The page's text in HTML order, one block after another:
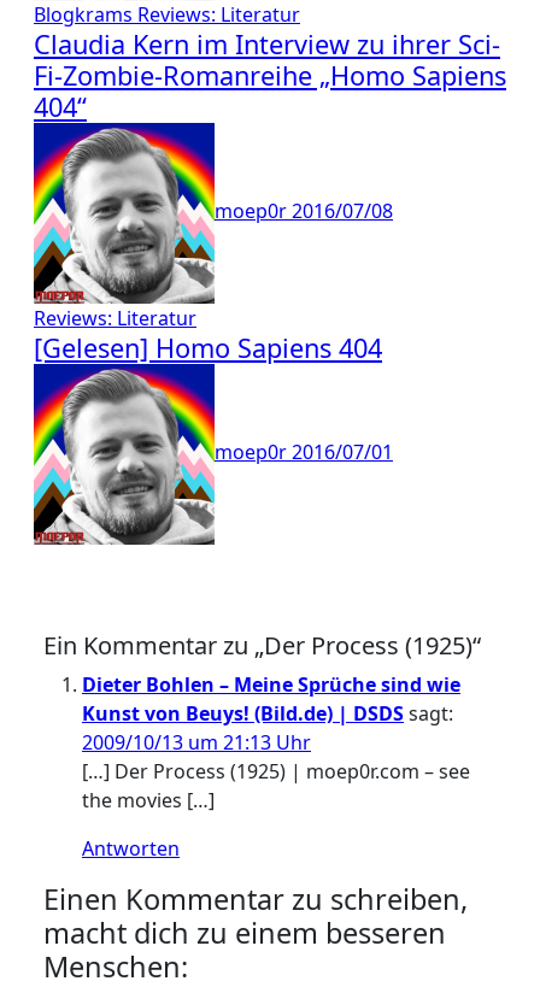
Blogkrams Reviews: Literatur
Claudia Kern im Interview zu ihrer Sci-
Fi-Zombie-Romanreihe „Homo Sapiens
404“
moep0r2016/07/08
Reviews: Literatur
[Gelesen] Homo Sapiens 404
moep0r2016/07/01
Ein Kommentar zu „Der Process (1925)“
Dieter Bohlen – Meine Sprüche sind wie
Kunst von Beuys! (Bild.de) | DSDSsagt:
2009/10/13 um 21:13 Uhr
[…] Der Process (1925) | moep0r.com – see
the movies […]
Antworten
Einen Kommentar zu schreiben,
macht dich zu einem besseren
Menschen: